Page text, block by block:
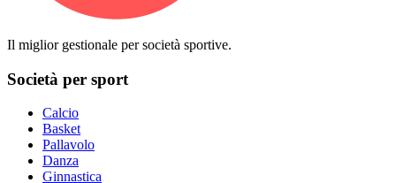
Il miglior gestionale per società sportive.
Società per sport
Calcio
Basket
Pallavolo
Danza
Ginnastica